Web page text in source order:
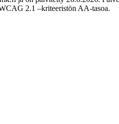
2.1 –kriteeristön AA-tasoa.